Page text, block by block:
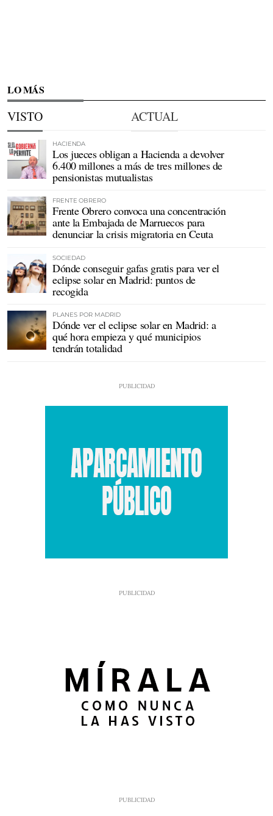
LO MÁS
VISTO ACTUAL
HACIENDA
Los jueces obligan a Hacienda a devolver
6.400 millones a más de tres millones de
pensionistas mutualistas
FRENTE OBRERO
Frente Obrero convoca una concentración
ante la Embajada de Marruecos para
denunciar la crisis migratoria en Ceuta
SOCIEDAD
Dónde conseguir gafas gratis para ver el
eclipse solar en Madrid: puntos de
recogida
PLANES POR MADRID
Dónde ver el eclipse solar en Madrid: a
qué hora empieza y qué municipios
tendrán totalidad